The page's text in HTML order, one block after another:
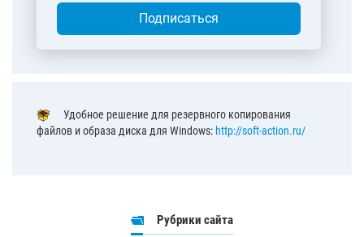
Подписаться
Удобное решение для резервного копирования
файлов и образа диска для Windows: http://soft-action.ru/
Рубрики сайта